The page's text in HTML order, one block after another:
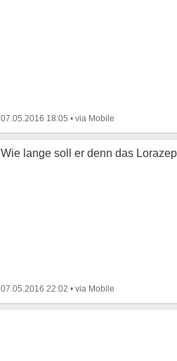
07.05.2016 18:05 •
Wie lange soll er denn das
07.05.2016 22:02 •